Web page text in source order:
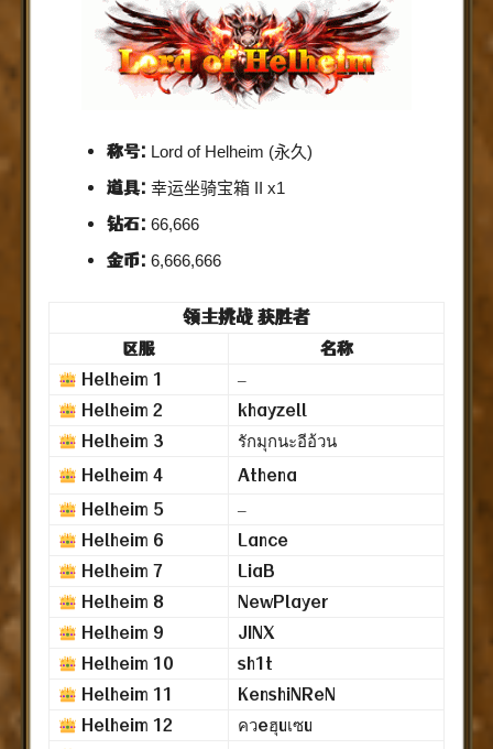
称号: Lord of Helheim (永久)
道具: 幸运坐骑宝箱 II x1
钻石: 66,666
金币: 6,666,666
领主挑战 获胜者
区服
名称
Helheim 1
–
Helheim 2
khayzell
Helheim 3
รักมุกนะอีอ้วน
Helheim 4
Athena
Helheim 5
–
Helheim 6
Lance
Helheim 7
LiaB
Helheim 8
NewPlayer
Helheim 9
JINX
Helheim 10
sh1t
Helheim 11
KenshiNReN
Helheim 12
ควeฮุuเซu